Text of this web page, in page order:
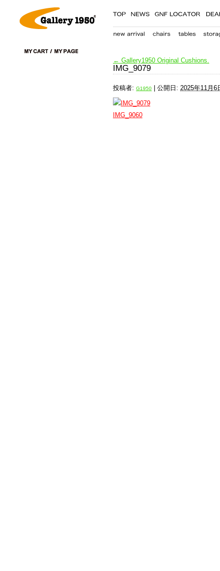
← Gallery1950 Original Cushions.
IMG_9079
投稿者: G1950 公開日: 2025年11月6
IMG_9060